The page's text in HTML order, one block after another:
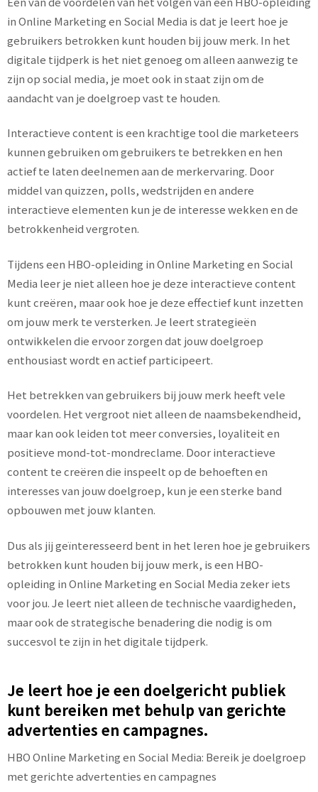
in Online Marketing en Social Media is dat je leert hoe je
gebruikers betrokken kunt houden bij jouw merk. In het
digitale tijdperk is het niet genoeg om alleen aanwezig te
zijn op social media, je moet ook in staat zijn om de
aandacht van je doelgroep vast te houden.
Interactieve content is een krachtige tool die marketeers
kunnen gebruiken om gebruikers te betrekken en hen
actief te laten deelnemen aan de merkervaring. Door
middel van quizzen, polls, wedstrijden en andere
interactieve elementen kun je de interesse wekken en de
betrokkenheid vergroten.
Tijdens een HBO-opleiding in Online Marketing en Social
Media leer je niet alleen hoe je deze interactieve content
kunt creëren, maar ook hoe je deze effectief kunt inzetten
om jouw merk te versterken. Je leert strategieën
ontwikkelen die ervoor zorgen dat jouw doelgroep
enthousiast wordt en actief participeert.
Het betrekken van gebruikers bij jouw merk heeft vele
voordelen. Het vergroot niet alleen de naamsbekendheid,
maar kan ook leiden tot meer conversies, loyaliteit en
positieve mond-tot-mondreclame. Door interactieve
content te creëren die inspeelt op de behoeften en
interesses van jouw doelgroep, kun je een sterke band
opbouwen met jouw klanten.
Dus als jij geïnteresseerd bent in het leren hoe je gebruikers
betrokken kunt houden bij jouw merk, is een HBO-
opleiding in Online Marketing en Social Media zeker iets
voor jou. Je leert niet alleen de technische vaardigheden,
maar ook de strategische benadering die nodig is om
succesvol te zijn in het digitale tijdperk.
Je leert hoe je een doelgericht publiek
kunt bereiken met behulp van gerichte
advertenties en campagnes.
HBO Online Marketing en Social Media: Bereik je doelgroep
met gerichte advertenties en campagnes